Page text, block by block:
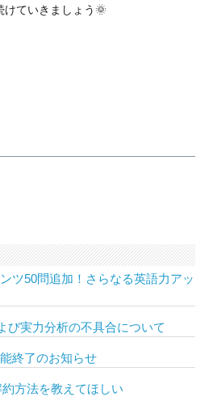
けていきましょう🌞
ツ50問追加！さらなる英語力アッ
び実力分析の不具合について
終了のお知らせ
方法を教えてほしい